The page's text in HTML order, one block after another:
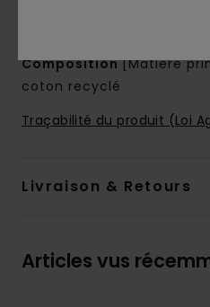
Composition[Matière
coton recyclé
Traçabilité du produit (Loi
Livraison & Retours
Articles vus